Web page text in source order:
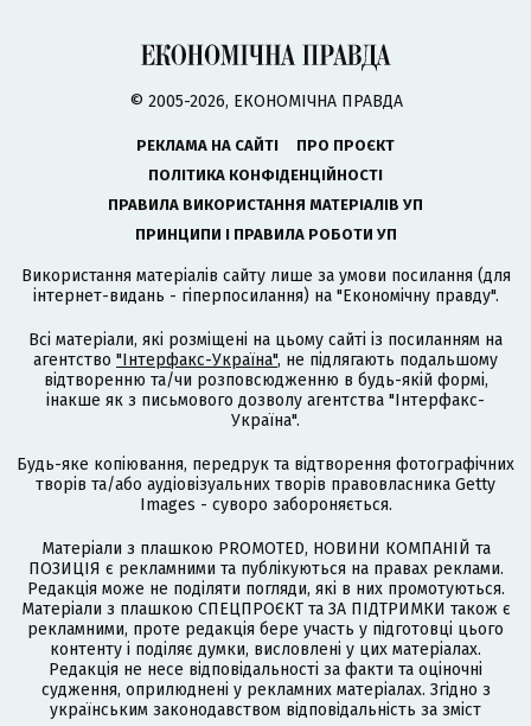
© 2005-2026, ЕКОНОМІЧНА ПРАВДА
РЕКЛАМА НА САЙТІ
ПРО ПРОЄКТ
ПОЛІТИКА КОНФІДЕНЦІЙНОСТІ
ПРАВИЛА ВИКОРИСТАННЯ МАТЕРІАЛІВ УП
ПРИНЦИПИ І ПРАВИЛА РОБОТИ УП
Використання матеріалів сайту лише за умови посилання (для
інтернет-видань - гіперпосилання) на "Економічну правду".
Всі матеріали, які розміщені на цьому сайті із посиланням на
агентство "Інтерфакс-Україна", не підлягають подальшому
відтворенню та/чи розповсюдженню в будь-якій формі,
інакше як з письмового дозволу агентства "Інтерфакс-
Україна".
Будь-яке копіювання, передрук та відтворення фотографічних
творів та/або аудіовізуальних творів правовласника Getty
Images - суворо забороняється.
Матеріали з плашкою PROMOTED, НОВИНИ КОМПАНІЙ та
ПОЗИЦІЯ є рекламними та публікуються на правах реклами.
Редакція може не поділяти погляди, які в них промотуються.
Матеріали з плашкою СПЕЦПРОЄКТ та ЗА ПІДТРИМКИ також є
рекламними, проте редакція бере участь у підготовці цього
контенту і поділяє думки, висловлені у цих матеріалах.
Редакція не несе відповідальності за факти та оціночні
судження, оприлюднені у рекламних матеріалах. Згідно з
українським законодавством відповідальність за зміст